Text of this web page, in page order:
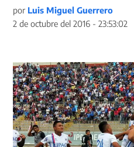
por Luis Miguel Guerrero
2 de octubre del 2016 - 23:53:02